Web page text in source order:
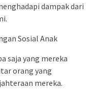
dampak dari
Sosial Anak
saja yang mereka
orang yang
mereka.